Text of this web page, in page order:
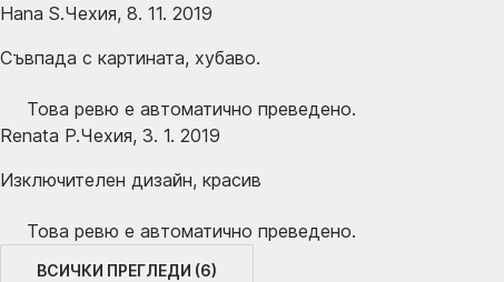
Hana S.Чехия, 8. 11. 2019
Съвпада с картината, хубаво.
Това ревю е автоматично преведено.
Renata P.Чехия, 3. 1. 2019
Изключителен дизайн, красив
Това ревю е автоматично преведено.
ВСИЧКИ ПРЕГЛЕДИ (6)